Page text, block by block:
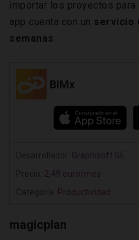
importar los proyectos
app cuenta con un servicio
semanas.
BIMx
Graphisoft SE
2,49 euro/mes
Productividad
magicplan